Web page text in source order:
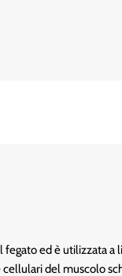
ed è utilizzata a
cellulari del muscolo